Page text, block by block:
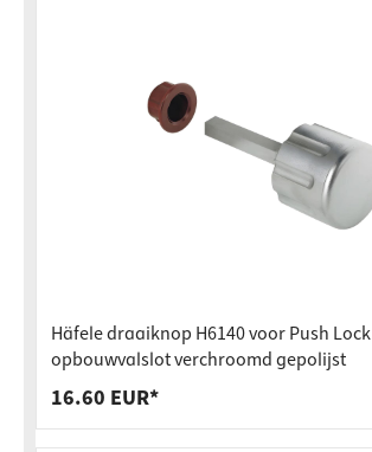
Häfele draaiknop H6140 voor Push Lock
opbouwvalslot verchroomd gepolijst
16.60 EUR*